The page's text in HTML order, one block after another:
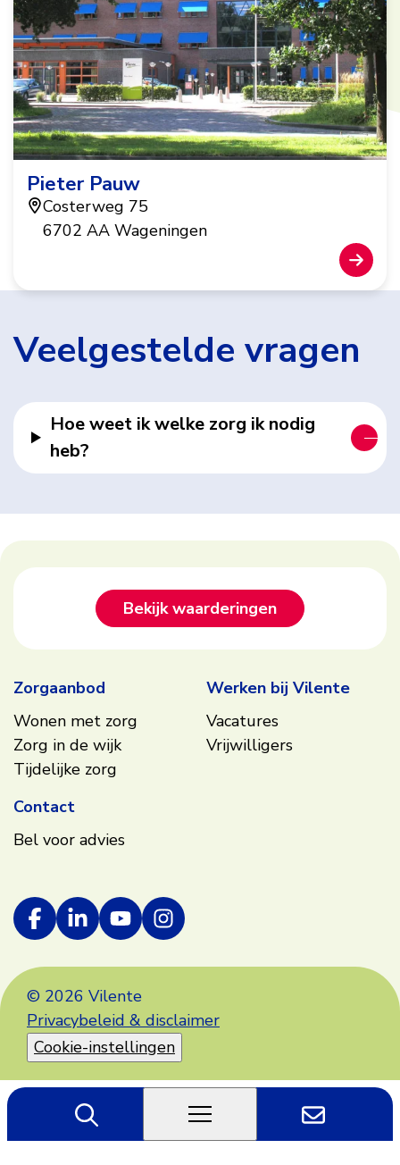
Pieter Pauw
Costerweg 75
6702 AA Wageningen
Veelgestelde vragen
Hoe weet ik welke zorg ik nodig
heb?
Footer
Bekijk waarderingen
Zorgaanbod
Wonen met zorg
Zorg in de wijk
Tijdelijke zorg
Werken bij Vilente
Vacatures
Vrijwilligers
Contact
Bel voor advies
© 2026 Vilente
Privacybeleid & disclaimer
Cookie-instellingen